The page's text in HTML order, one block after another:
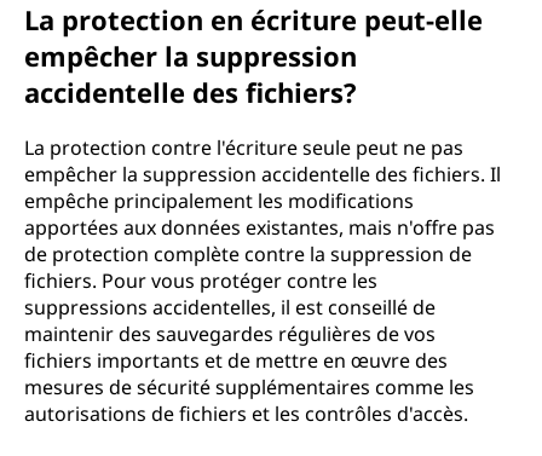
La protection en écriture peut-elle
empêcher la suppression
accidentelle des fichiers?
La protection contre l'écriture seule peut ne pas
empêcher la suppression accidentelle des fichiers. Il
empêche principalement les modifications
apportées aux données existantes, mais n'offre pas
de protection complète contre la suppression de
fichiers. Pour vous protéger contre les
suppressions accidentelles, il est conseillé de
maintenir des sauvegardes régulières de vos
fichiers importants et de mettre en œuvre des
mesures de sécurité supplémentaires comme les
autorisations de fichiers et les contrôles d'accès.